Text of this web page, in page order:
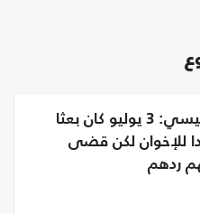
السيسي: 3 يوليو كان بعثا
للإخوان لكن قضى
ردهم